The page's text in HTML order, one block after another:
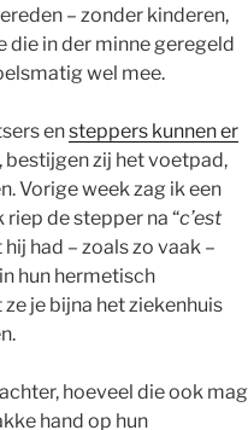
– zonder kinderen,
in der minne geregeld
wel mee.
ensteppers kunnen er
bestijgen zij het voetpad,
Vorige week zag ik een
de stepper na “c’est
had – zoals zo vaak –
hun hermetisch
je bijna het ziekenhuis
hoeveel die ook mag
hand op hun